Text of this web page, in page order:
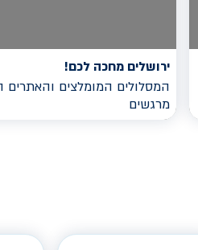
ירושלים מחכה לכם!
המסלולים המומלצים והאתרים
מרגשים